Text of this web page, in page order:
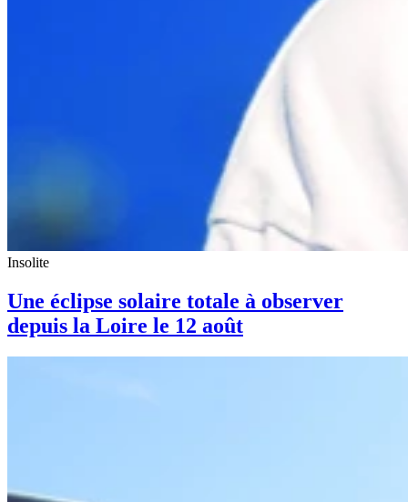
Insolite
Une éclipse solaire totale à observer
depuis la Loire le 12 août